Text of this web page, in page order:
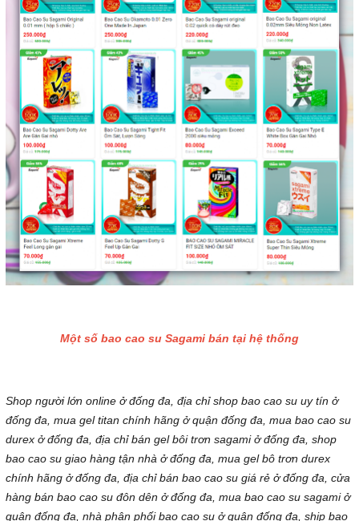
Một số bao cao su Sagami bán tại hệ thống
Shop người lớn online ở đống đa, địa chỉ shop bao cao su uy tín ở
đống đa, mua gel titan chính hãng ở quận đống đa, mua bao cao su
durex ở đống đa, địa chỉ bán gel bôi trơn sagami ở đống đa, shop
bao cao su giao hàng tận nhà ở đống đa, mua gel bô trơn durex
chính hãng ở đống đa, địa chỉ bán bao cao su giá rẻ ở đống đa, cửa
hàng bán bao cao su đôn dên ở đống đa, mua bao cao su sagami ở
quận đống đa, nhà phân phối bao cao su ở quận đống đa, ship bao